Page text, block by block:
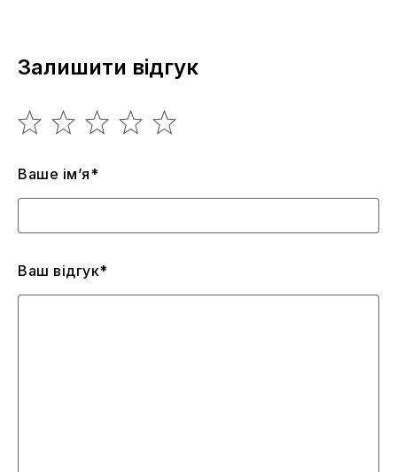
Залишити відгук
Ваше ім’я*
Ваш відгук*